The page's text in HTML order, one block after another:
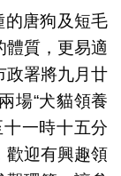
的唐狗及短毛
體質，更易適
政署將九月廿
場“犬貓領養
一時十五分
歡迎有興趣領